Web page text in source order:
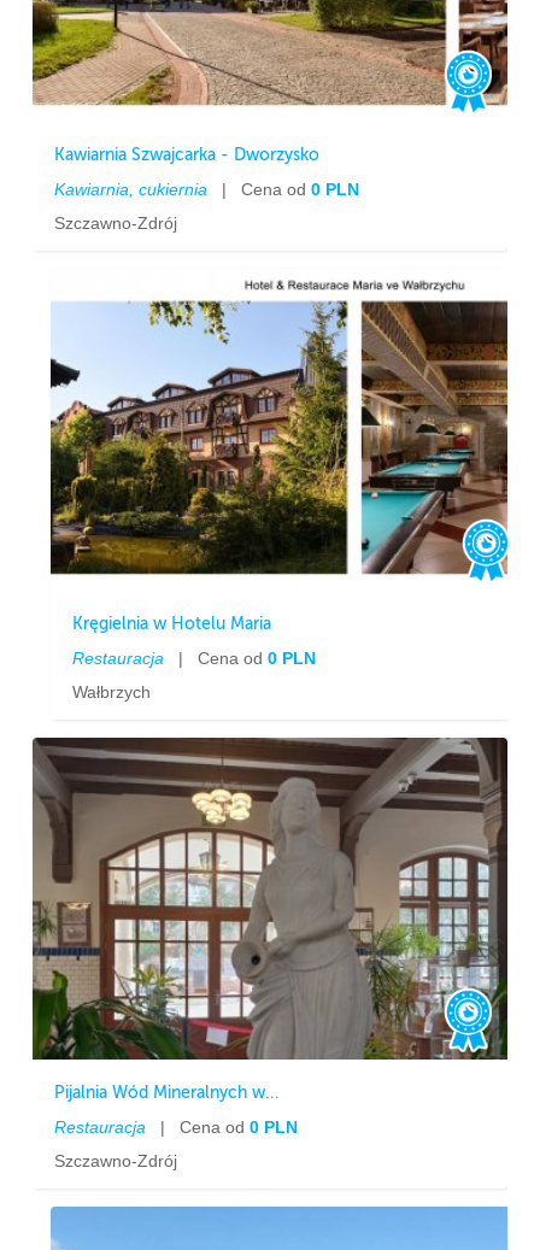
Kawiarnia Szwajcarka - Dworzysko
Kawiarnia, cukiernia | Cena od0 PLN
Szczawno-Zdrój
Kręgielnia w Hotelu Maria
Restauracja | Cena od0 PLN
Wałbrzych
Pijalnia Wód Mineralnych w...
Restauracja | Cena od0 PLN
Szczawno-Zdrój